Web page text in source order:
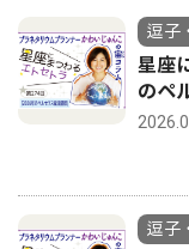
逗子
星座
のペ
逗子